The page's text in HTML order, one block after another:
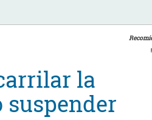
la
suspender